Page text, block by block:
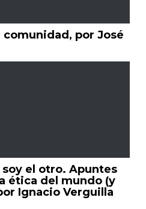
por José
soy el otro. Apuntes
ética del mundo (y
Ignacio Verguilla